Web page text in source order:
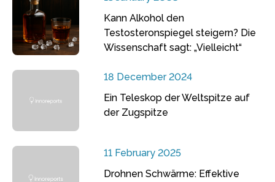
Kann Alkohol den
Testosteronspiegel steigern? Die
Wissenschaft sagt: „Vielleicht“
18 December 2024
Ein Teleskop der Weltspitze auf
der Zugspitze
11 February 2025
Drohnen Schwärme: Effektive